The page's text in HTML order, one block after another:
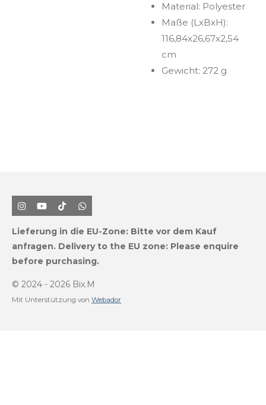
Material: Polyester
Maße (LxBxH):
116,84x26,67x2,54
cm
Gewicht: 272 g
I
n
t
a
r
m
Y
o
T
u
e
T
i
k
T
o
W
h
t
s
p
Lieferung in die EU-Zone: Bitte vor dem Kauf
anfragen. Delivery to the EU zone: Please enquire
before purchasing.
© 2024 - 2026 Bix.M
Mit Unterstützung von Webador